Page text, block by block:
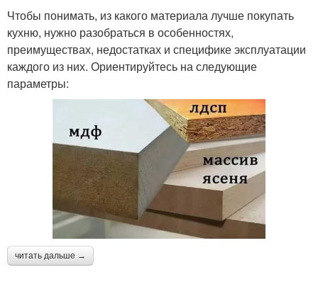
Чтобы понимать, из какого материала лучше покупать
кухню, нужно разобраться в особенностях,
преимуществах, недостатках и специфике эксплуатации
каждого из них. Ориентируйтесь на следующие
параметры:
читать дальше →